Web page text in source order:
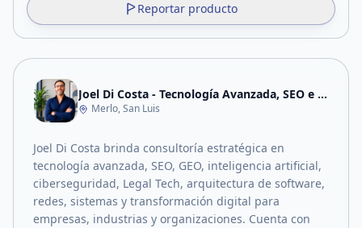
Reportar producto
Joel Di Costa - Tecnología Avanzada, SEO e IA
Merlo, San Luis
Joel Di Costa brinda consultoría estratégica en
tecnología avanzada, SEO, GEO, inteligencia artificial,
ciberseguridad, Legal Tech, arquitectura de software,
redes, sistemas y transformación digital para
empresas, industrias y organizaciones. Cuenta con